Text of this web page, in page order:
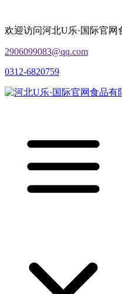
欢迎访问河北U乐·国际官网
2906099083@qq.com
0312-6820759